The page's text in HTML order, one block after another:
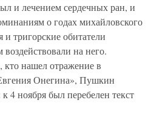
и лечением сердечных ран, и
о годах михайловского
и тригорские обитатели
на него.
кто нашел отражение в
Онегина», Пушкин
4 ноября был перебелен текст